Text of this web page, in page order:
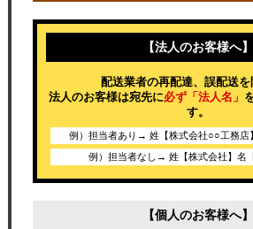
【法人のお客様へ】
配送業者の再配達、誤配送を
法人のお客様は宛先に必ず「法人名」
す。
例）担当者あり→ 姓【株式会社○○工務店
例）担当者なし→ 姓【株式会社】名
【個人のお客様へ】